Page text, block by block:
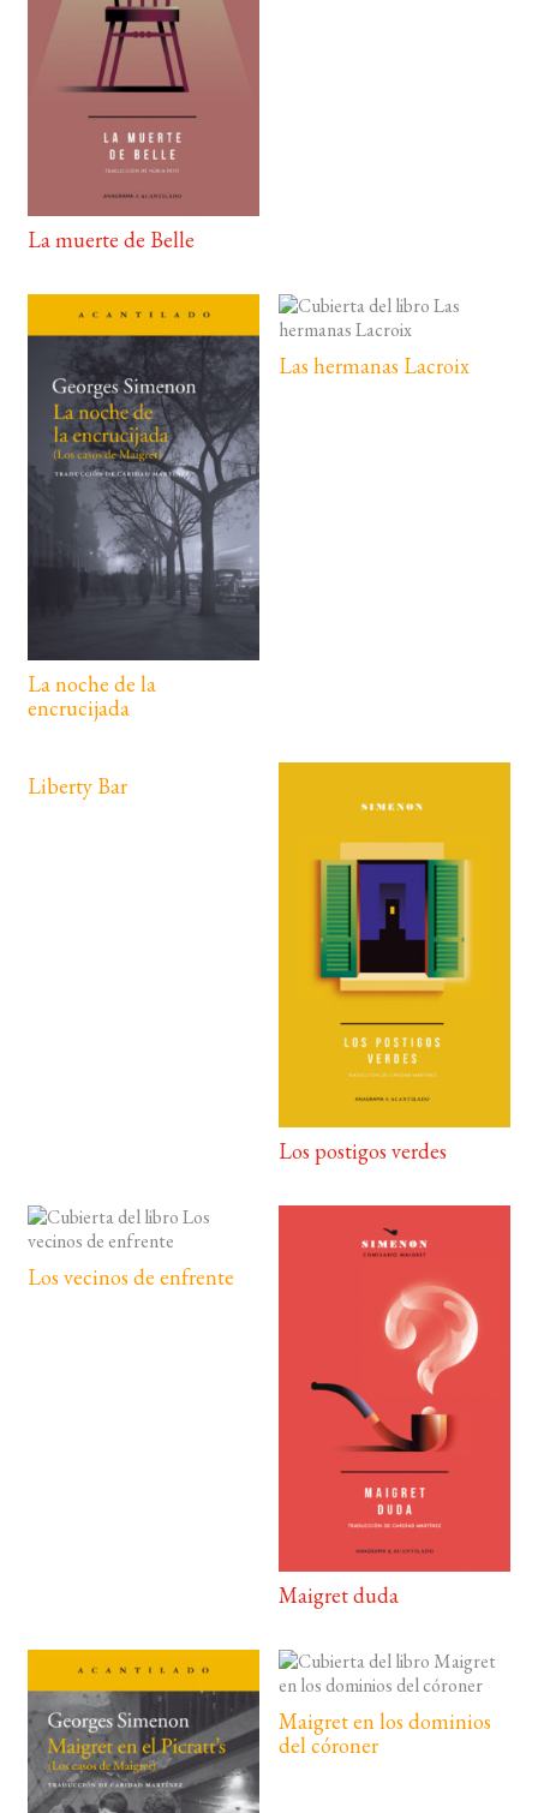
La muerte de Belle
La noche de la
encrucijada
Las hermanas Lacroix
Liberty Bar
Los postigos verdes
Los vecinos de enfrente
Maigret duda
Maigret en los dominios
del córoner